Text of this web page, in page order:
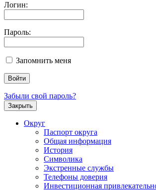
Логин:
Пароль:
Запомнить меня
Забыли свой пароль?
Закрыть
Округ
Паспорт округа
Общая информация
История
Символика
Экстренные службы
Телефоны доверия
Инвестиционная